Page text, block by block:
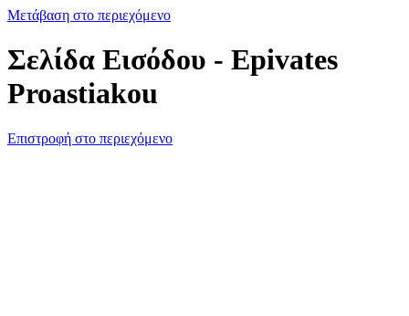
Μετάβαση στο περιεχόμενο
Σελίδα Εισόδου - Epivates
Proastiakou
Επιστροφή στο περιεχόμενο